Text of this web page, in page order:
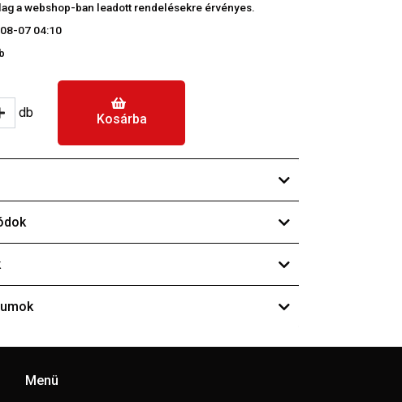
a webshop-ban leadott rendelésekre érvényes.
07 04:10
db Kosárba
Menü